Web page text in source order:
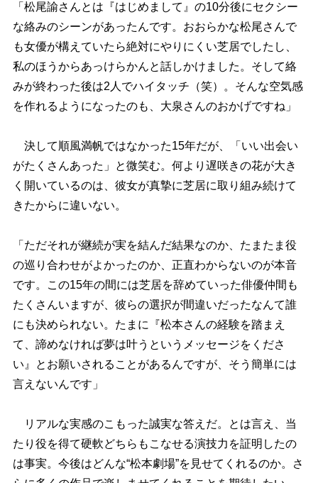
「松尾諭さんとは『はじめまして』の10分後にセクシー
な絡みのシーンがあったんです。おおらかな松尾さんで
も女優が構えていたら絶対にやりにくい芝居でしたし、
私のほうからあっけらかんと話しかけました。そして絡
みが終わった後は2人でハイタッチ（笑）。そんな空気感
を作れるようになったのも、大泉さんのおかげですね」
決して順風満帆ではなかった15年だが、「いい出会い
がたくさんあった」と微笑む。何より遅咲きの花が大き
く開いているのは、彼女が真摯に芝居に取り組み続けて
きたからに違いない。
「ただそれが継続が実を結んだ結果なのか、たまたま役
の巡り合わせがよかったのか、正直わからないのが本音
です。この15年の間には芝居を辞めていった俳優仲間も
たくさんいますが、彼らの選択が間違いだったなんて誰
にも決められない。たまに『松本さんの経験を踏まえ
て、諦めなければ夢は叶うというメッセージをくださ
い』とお願いされることがあるんですが、そう簡単には
言えないんです」
リアルな実感のこもった誠実な答えだ。とは言え、当
たり役を得て硬軟どちらもこなせる演技力を証明したの
は事実。今後はどんな“松本劇場”を見せてくれるのか。さ